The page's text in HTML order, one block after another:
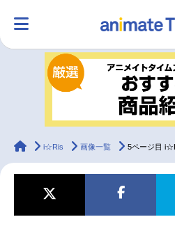
ランキング
ラジオ みんなの声
マンガ・ラノベ ゲーム・アプリ
animateTimes
i☆Ris 画像一覧 5ページ目